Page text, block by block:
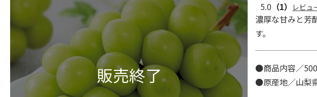
5.0 （1） レビュ
濃厚な甘みと芳
す。
●商品内容／
●原産地／山梨